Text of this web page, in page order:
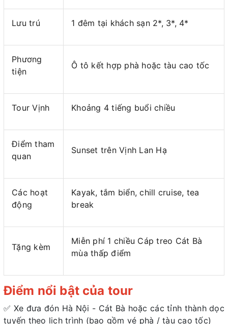
Lưu trú 1 đêm tại khách sạn 2*, 3*, 4*
Phương
tiện
Ô tô kết hợp phà hoặc tàu cao tốc
Tour Vịnh Khoảng 4 tiếng buổi chiều
Điểm tham
quan
Sunset trên Vịnh Lan Hạ
Các hoạt
động
Kayak, tắm biển, chill cruise, tea
break
Tặng kèm
Miễn phí 1 chiều Cáp treo Cát Bà
mùa thấp điểm
Điểm nổi bật của tour
✅ Xe đưa đón Hà Nội - Cát Bà hoặc các tỉnh thành dọc
tuyến theo lịch trình (bao gồm vé phà / tàu cao tốc)